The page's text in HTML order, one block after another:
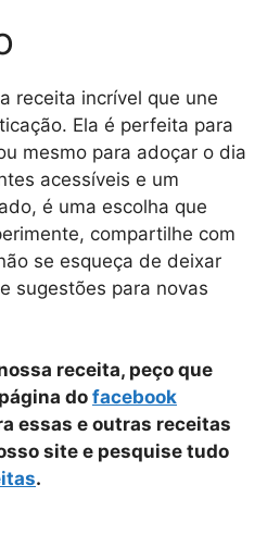
receita incrível que une
Ela é perfeita para
mesmo para adoçar o dia
acessíveis e um
é uma escolha que
compartilhe com
se esqueça de deixar
sugestões para novas
receita, peço que
do facebook
essas e outras receitas
site e pesquise tudo
.